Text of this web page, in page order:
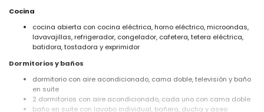
Cocina
cocina abierta con cocina eléctrica, horno eléctrico, microondas,
lavavajillas, refrigerador, congelador, cafetera, tetera eléctrica,
batidora, tostadora y exprimidor
Dormitorios y baños
dormitorio con aire acondicionado, cama doble, televisión y baño
en suite
2 dormitorios con aire acondicionado, cada uno con cama doble
baño en suite con lavabo individual, bañera, ducha y aseo